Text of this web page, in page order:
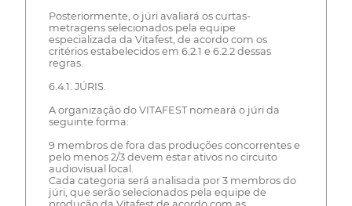
Posteriormente, o júri avaliará os curtas-
metragens selecionados pela equipe
especializada da Vitafest, de acordo com os
critérios estabelecidos em 6.2.1 e 6.2.2 dessas
regras.
6.4.1. JÚRIS.
A organização do VITAFEST nomeará o júri da
seguinte forma:
9 membros de fora das produções concorrentes e
pelo menos 2/3 devem estar ativos no circuito
audiovisual local.
Cada categoria será analisada por 3 membros do
júri, que serão selecionados pela equipe de